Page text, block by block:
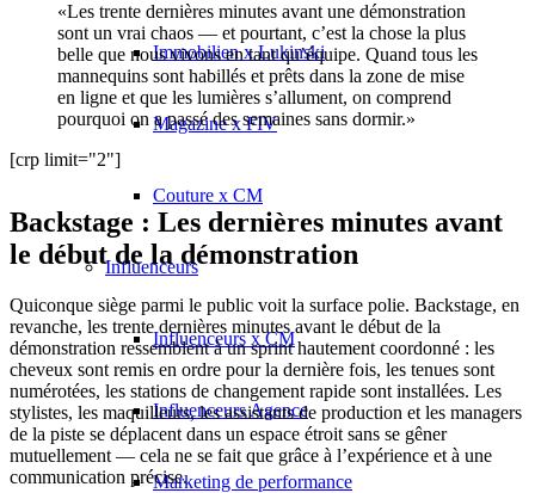
Immobilien x Lukinski
Magazine x FIV
Couture x CM
Influenceurs
Influenceurs x CM
Influenceurs Agence
Marketing de performance
«Les trente dernières minutes avant une démonstration
sont un vrai chaos — et pourtant, c’est la chose la plus
belle que nous vivons en tant qu’équipe. Quand tous les
mannequins sont habillés et prêts dans la zone de mise
en ligne et que les lumières s’allument, on comprend
pourquoi on a passé des semaines sans dormir.»
[crp limit="2"]
Backstage : Les dernières minutes avant
le début de la démonstration
Quiconque siège parmi le public voit la surface polie. Backstage, en
revanche, les trente dernières minutes avant le début de la
démonstration ressemblent à un sprint hautement coordonné : les
cheveux sont remis en ordre pour la dernière fois, les tenues sont
numérotées, les stations de changement rapide sont installées. Les
stylistes, les maquilleurs, les assistants de production et les managers
de la piste se déplacent dans un espace étroit sans se gêner
mutuellement — cela ne se fait que grâce à l’expérience et à une
communication précise.